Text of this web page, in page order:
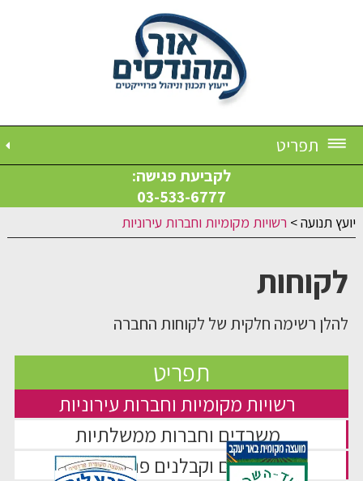
תפריט
לקביעת פגישה:
03-533-6777
יועץ תנועה> רשויות מקומיות וחברות עירוניות
לקוחות
להלן רשימה חלקית של לקוחות החברה
רשויות מקומיות וחברות עירוניות
משרדים וחברות ממשלתיות
יזמים וקבלנים פרטיים